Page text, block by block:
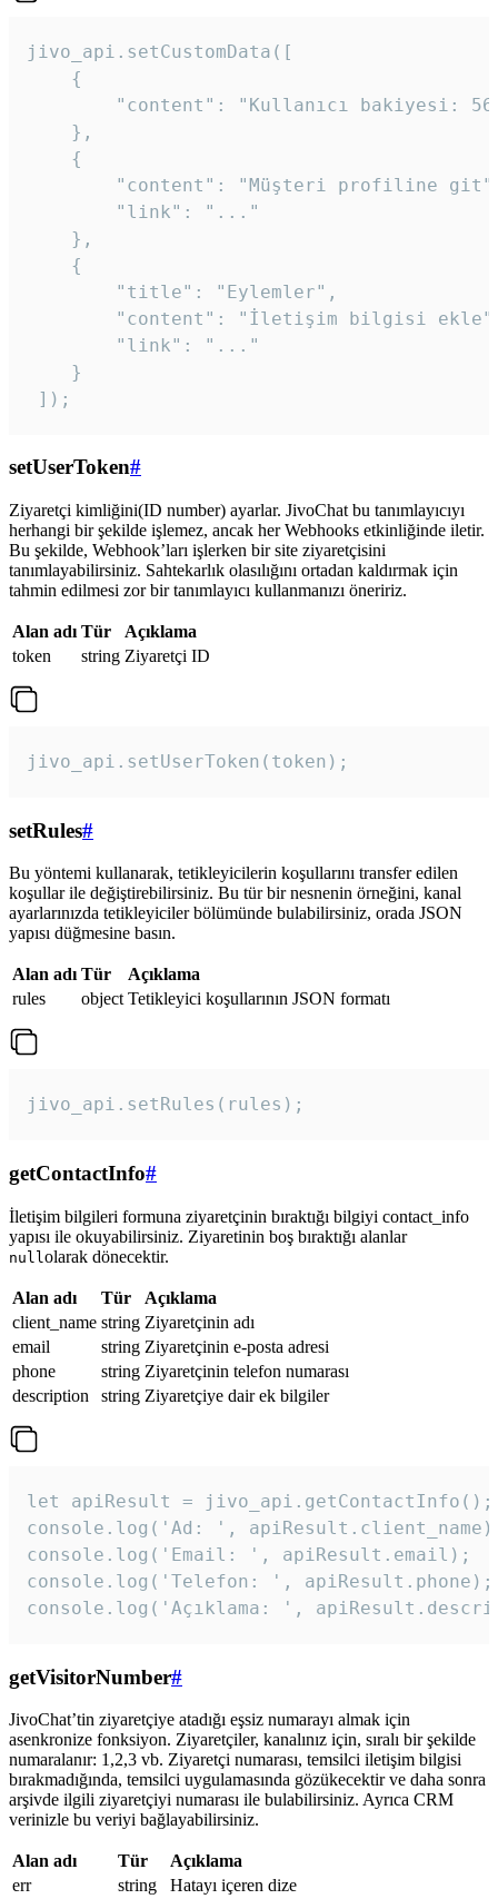
jivo_api.setCustomData([
    {
"content": "Kullanıcı bakiyesi:
    },
    {
"content": "Müşteri profiline
        "link": "..."
    },
    {
        "title": "Eylemler",
"content": "İletişim bilgisi
        "link": "..."
    }
]);
setUserToken#
Ziyaretçi kimliğini(ID number) ayarlar. JivoChat bu tanımlayıcıyı
herhangi bir şekilde işlemez, ancak her Webhooks etkinliğinde iletir.
Bu şekilde, Webhook’ları işlerken bir site ziyaretçisini
tanımlayabilirsiniz. Sahtekarlık olasılığını ortadan kaldırmak için
tahmin edilmesi zor bir tanımlayıcı kullanmanızı öneririz.
Alan adı Tür
Açıklama
token
string Ziyaretçi ID
jivo_api.setUserToken(token);
setRules#
Bu yöntemi kullanarak, tetikleyicilerin koşullarını transfer edilen
koşullar ile değiştirebilirsiniz. Bu tür bir nesnenin örneğini, kanal
ayarlarınızda tetikleyiciler bölümünde bulabilirsiniz, orada JSON
yapısı düğmesine basın.
Alan adı Tür
Açıklama
rules
object Tetikleyici koşullarının JSON formatı
jivo_api.setRules(rules);
getContactInfo#
İletişim bilgileri formuna ziyaretçinin bıraktığı bilgiyi contact_info
yapısı ile okuyabilirsiniz. Ziyaretinin boş bıraktığı alanlar
null olarak dönecektir.
Alan adı Tür
Açıklama
client_name string Ziyaretçinin adı
email
string Ziyaretçinin e-posta adresi
phone
string Ziyaretçinin telefon numarası
description
string Ziyaretçiye dair ek bilgiler
let apiResult = jivo_api.getContactInfo();
console.log('Ad: ',
console.log('Email: ', apiResult.email);
console.log('Telefon: ', apiResult.phone);
console.log('Açıklama: ',
getVisitorNumber#
JivoChat’tin ziyaretçiye atadığı eşsiz numarayı almak için
asenkronize fonksiyon. Ziyaretçiler, kanalınız için, sıralı bir şekilde
numaralanır: 1,2,3 vb. Ziyaretçi numarası, temsilci iletişim bilgisi
bırakmadığında, temsilci uygulamasında gözükecektir ve daha sonra
arşivde ilgili ziyaretçiyi numarası ile bulabilirsiniz. Ayrıca CRM
verinizle bu veriyi bağlayabilirsiniz.
Alan adı Tür
Açıklama
err
string
Hatayı içeren dize